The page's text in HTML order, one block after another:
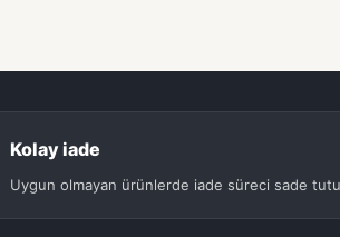
Kolay iade
Uygun olmayan ürünlerde iade süreci sade